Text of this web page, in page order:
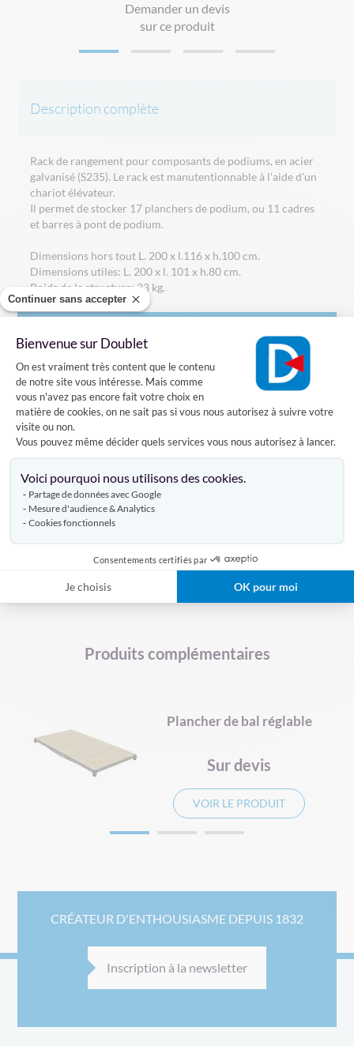
Continuer sans accepter
Bienvenue sur Doublet
Plateforme de Gestion du
On est vraiment très content que le contenu
de notre site vous intéresse. Mais comme
vous n'avez pas encore fait votre choix en
matière de cookies, on ne sait pas si vous nous autorisez à suivre votre
visite ou non.
Vous pouvez même décider quels services vous nous autorisez à lancer.
Voici pourquoi nous utilisons des cookies.
Partage de données avec Google
Mesure d'audience & Analytics
Cookies fonctionnels
Consentements certifiés par
Je choisis OK pour moi
Demander un devis
sur ce produit
Description complète
Rack de rangement pour composants de podiums, en acier
galvanisé (S235). Le rack est manutentionnable à l'aide d'un
chariot élévateur.
Il permet de stocker 17 planchers de podium, ou 11 cadres
et barres à pont de podium.
Dimensions hors tout L. 200 x l.116 x h.100 cm.
Dimensions utiles: L. 200 x l. 101 x h.80 cm.
Poids de la structure: 33 kg.
Caractéristiques
Livraison
SCÈNE DÉMONTABLE SCENE EXTERIEUR
Produits complémentaires
Plancher de bal réglable
Sur devis
VOIR LE PRODUIT
CRÉATEUR D'ENTHOUSIASME DEPUIS 1832
Inscription à la newsletter